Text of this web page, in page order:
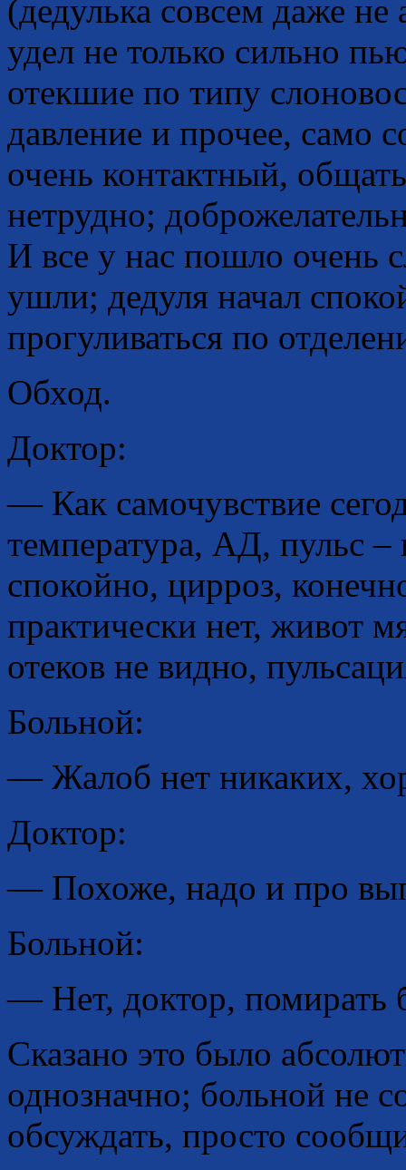
(дедулька совсем даже
удел не только сильно
отекшие по типу
давление и прочее, само
очень контактный,
нетрудно;
И все у нас пошло очень
ушли; дедуля начал
прогуливаться по
Обход.
Доктор:
— Как самочувствие
температура, АД, пульс
спокойно, цирроз,
практически нет, живот
отеков не видно,
Больной:
— Жалоб нет никаких,
Доктор:
— Похоже, надо и про
Больной:
— Нет, доктор, помирать
Сказано это было
однозначно; больной не
обсуждать, просто